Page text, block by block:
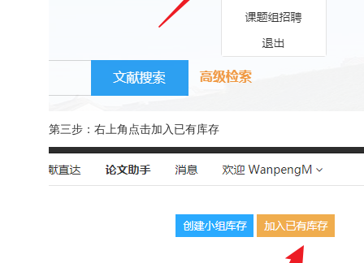
第三步：右上角点击加入已有库存